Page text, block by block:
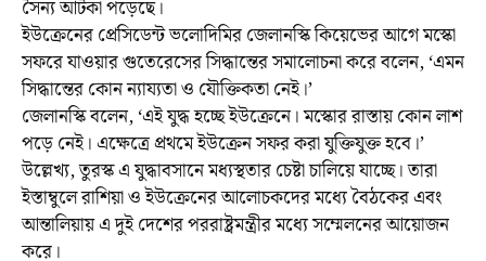
সৈন্য আটকা পড়েছে।
ইউক্রেনের প্রেসিডেন্ট ভলোদিমির জেলানস্কি কিয়েভের আগে মস্কো
সফরে যাওয়ার গুতেরেসের সিদ্ধান্তের সমালোচনা করে বলেন, ‘এমন
সিদ্ধান্তের কোন ন্যায্যতা ও যৌক্তিকতা নেই।’
জেলানস্কি বলেন, ‘এই যুদ্ধ হচ্ছে ইউক্রেনে। মস্কোর রাস্তায় কোন লাশ
পড়ে নেই। এক্ষেত্রে প্রথমে ইউক্রেন সফর করা যুক্তিযুক্ত হবে।’
উল্লেখ্য, তুরস্ক এ যুদ্ধাবসানে মধ্যস্থতার চেষ্টা চালিয়ে যাচ্ছে। তারা
ইস্তাম্বুলে রাশিয়া ও ইউক্রেনের আলোচকদের মধ্যে বৈঠকের এবং
আন্তালিয়ায় এ দুই দেশের পররাষ্ট্রমন্ত্রীর মধ্যে সম্মেলনের আয়োজন
করে।